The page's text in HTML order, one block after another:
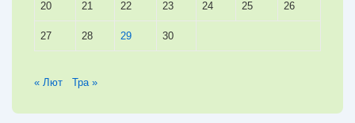
20 21 22 23 24 25 26
27 28 29 30
« Лют Тра »